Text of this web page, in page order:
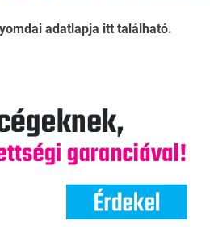
adatlapja itt található.